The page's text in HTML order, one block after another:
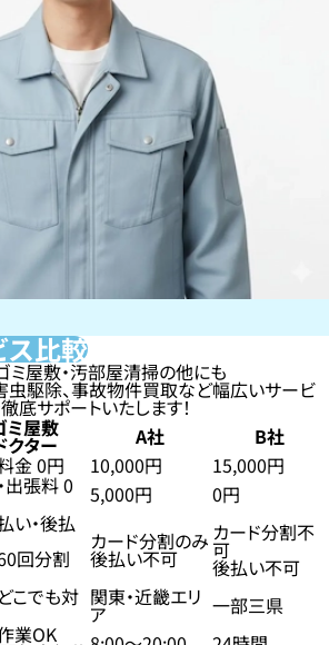
ス比較
ミ屋敷・汚部屋清掃の他にも
虫駆除、事故物件買取など幅広いサービ
底サポートいたします！
ミ屋敷
クター A社
B社
金 0円 10,000円
15,000円
出張料 0 5,000円
0円
い・後払
回分割
カード分割のみ
後払い不可
カード分割不
可
後払い不可
こでも対 関東・近畿エリ
ア
一部三県
業OK